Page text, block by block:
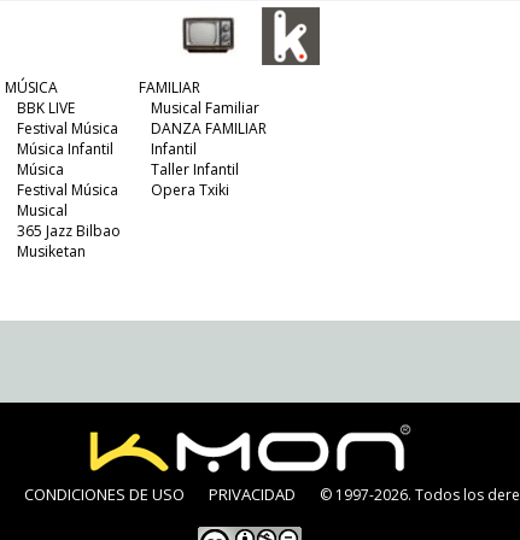
MÚSICA
BBK LIVE
Festival Música
Música Infantil
Música
Festival Música
Musical
365 Jazz Bilbao
Musiketan
FAMILIAR
Musical Familiar
DANZA FAMILIAR
Infantil
Taller Infantil
Opera Txiki
CONDICIONES DE USO PRIVACIDAD © 1997-2026. Todos los